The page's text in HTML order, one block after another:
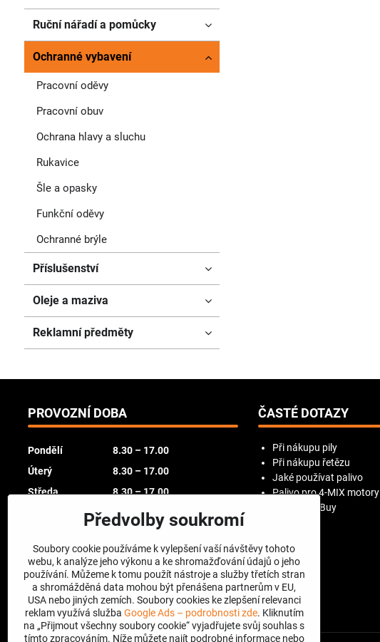
Ruční nářadí a pomůcky
Ochranné vybavení
Pracovní oděvy
Pracovní obuv
Ochrana hlavy a sluchu
Rukavice
Šle a opasky
Funkční oděvy
Ochranné brýle
Příslušenství
Oleje a maziva
Reklamní předměty
PROVOZNÍ DOBA
Pondělí
8.30 – 17.00
Úterý
8.30 – 17.00
Středa
8.30 – 17.00
8.30 – 17.00
8.30 – 16.00
Sobota
zavřeno
Neděle
zavřeno
ČASTÉ DOTAZY
Při nákupu pily
Při nákupu řetězu
Jaké používat palivo
Palivo pro 4-MIX motory
Try Before Buy
Předvolby soukromí
Soubory cookie používáme k vylepšení vaší návštěvy tohoto
webu, k analýze jeho výkonu a ke shromažďování údajů o jeho
používání. Můžeme k tomu použít nástroje a služby třetích stran
a shromážděná data mohou být přenášena partnerům v EU,
USA nebo jiných zemích. Soubory cookies ke zlepšení relevanci
reklam využívá služba Google Ads – podrobnosti zde. Kliknutím
na „Přijmout všechny soubory cookie“ vyjadřujete svůj souhlas s
tímto zpracováním. Níže můžete najít podrobné informace nebo